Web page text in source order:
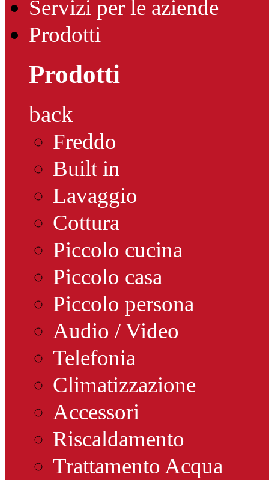
Servizi per le aziende
Prodotti
Prodotti
back
Freddo
Built in
Lavaggio
Cottura
Piccolo cucina
Piccolo casa
Piccolo persona
Audio / Video
Telefonia
Climatizzazione
Accessori
Riscaldamento
Trattamento Acqua